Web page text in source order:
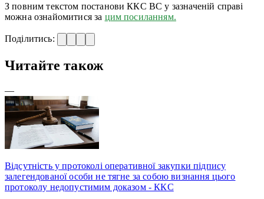
З повним текстом постанови ККС ВС у зазначеній справі
можна ознайомитися за цим посиланням.
Поділитись:
Читайте також
—
Відсутність у протоколі оперативної закупки підпису
залегендованої особи не тягне за собою визнання цього
протоколу недопустимим доказом - ККС